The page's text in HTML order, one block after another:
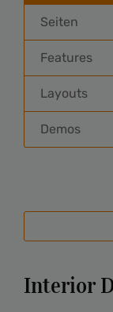
Seiten
Features
Layouts
Demos
Interior